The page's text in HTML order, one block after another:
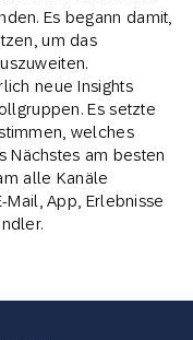
Es begann damit,
um das
neue Insights
Es setzte
welches
Nächstes am besten
alle Kanäle
App, Erlebnisse